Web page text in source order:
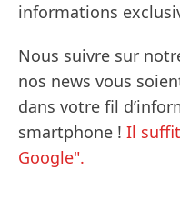
informations
Nous suivre sur
nos news vous
dans votre fil
smartphone ! Il
Google".